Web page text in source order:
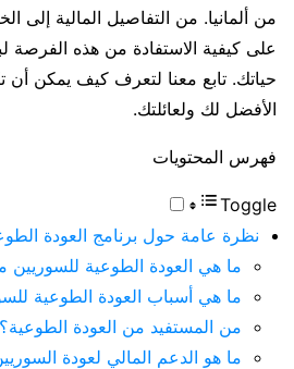
من ألمانيا. من التفاصيل المالية إلى
على كيفية الاستفادة من هذه
حياتك. تابع معنا لتعرف كيف يمكن
الأفضل لك ولعائلتك.
فهرس المحتويات
Toggle
نظرة عامة حول برنامج العودة
ما هي العودة الطوعية للسوريين
ما هي أسباب العودة الطوعية
من المستفيد من العودة الطوعية؟
ما هو الدعم المالي لعودة